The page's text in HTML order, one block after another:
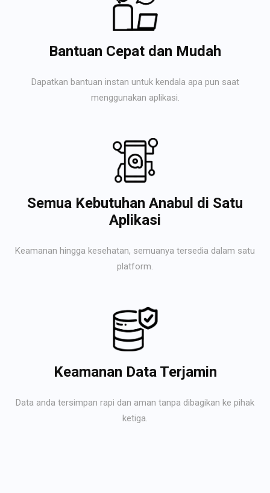
Bantuan Cepat dan Mudah
Dapatkan bantuan instan untuk kendala apa pun saat
menggunakan aplikasi.
Semua Kebutuhan Anabul di Satu
Aplikasi
Keamanan hingga kesehatan, semuanya tersedia dalam satu
platform.
Keamanan Data Terjamin
Data anda tersimpan rapi dan aman tanpa dibagikan ke pihak
ketiga.